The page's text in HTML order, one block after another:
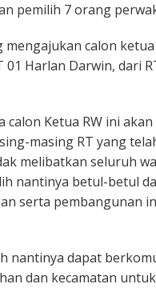
pemilih 7 orang
calon
Harlan Darwin, dari
Ketua RW ini
masing RT yang
melibatkan seluruh
nantinya betul-betul
serta pembangunan
nantinya dapat
dan kecamatan